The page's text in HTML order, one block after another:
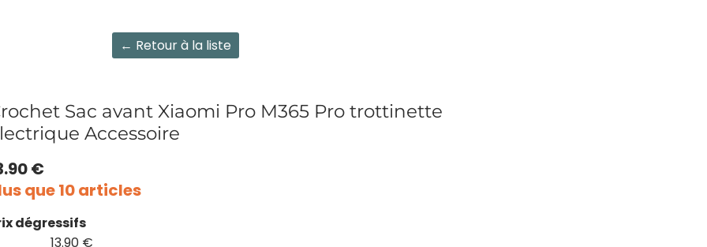
← Retour à la liste
Sac avant Xiaomi Pro M365 Pro trottinette
Accessoire
€
que 10 articles
dégressifs
13.90 €